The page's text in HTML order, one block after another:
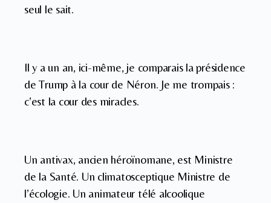
seul le sait.
Il y a un an, ici-même, je comparais la présidence
de Trump à la cour de Néron. Je me trompais :
c’est la cour des miracles.
Un antivax, ancien héroïnomane, est Ministre
de la Santé. Un climatosceptique Ministre de
l’écologie. Un animateur télé alcoolique